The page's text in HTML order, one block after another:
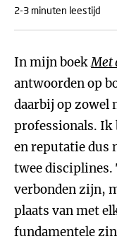
2-3 minuten leestijd
In mijn boekMet
antwoorden op
daarbij op zowel
professionals. Ik
en reputatie dus
twee disciplines.
verbonden zijn,
plaats van met
fundamentele